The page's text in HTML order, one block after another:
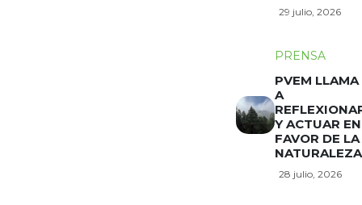
29 julio, 2026
PRENSA
PVEM LLAMA
A
Y ACTUAR EN
FAVOR DE LA
NATURALEZA
28 julio, 2026